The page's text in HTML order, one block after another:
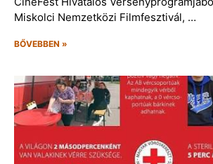
Miskolci Nemzetközi Filmfesztivál, …
BŐVEBBEN »